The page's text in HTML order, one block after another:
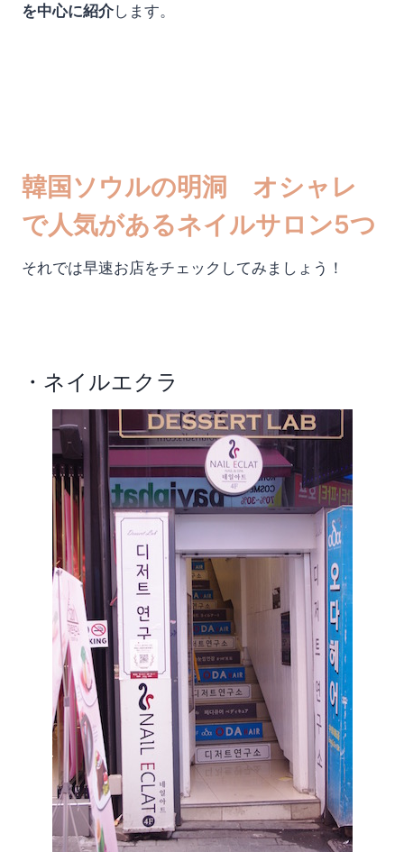
を中心に紹介します。
韓国ソウルの明洞 オシャレ
で人気があるネイルサロン5つ
それでは早速お店をチェックしてみましょう！
・ネイルエクラ